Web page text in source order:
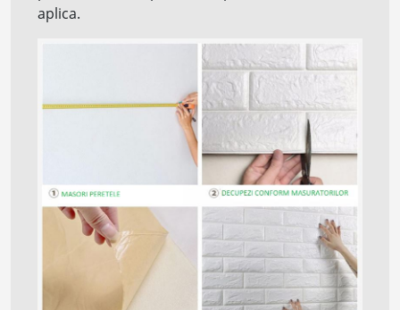
aplica.